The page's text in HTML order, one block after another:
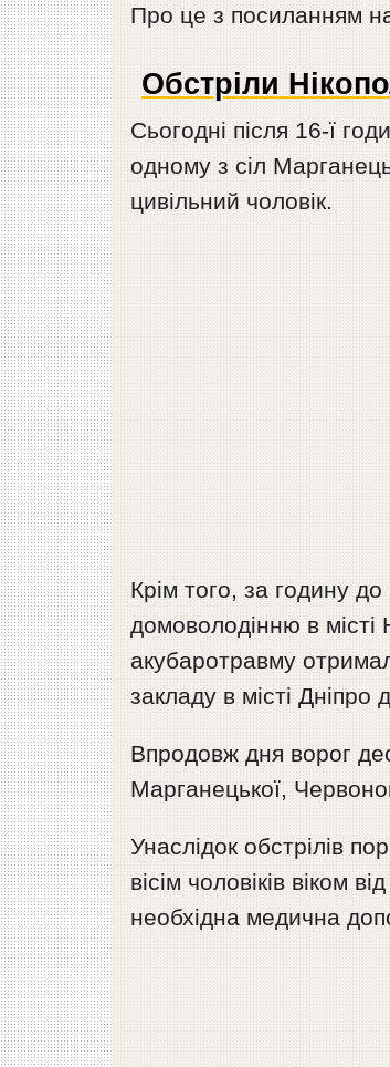
Про це з посиланням
Обстріли
Сьогодні після 16-ї
одному з сіл
цивільний чоловік.
Крім того, за годину
домоволодінню в місті
акубаротравму
закладу в місті
Впродовж дня ворог
Марганецької,
Унаслідок обстрілів
вісім чоловіків віком
необхідна медична